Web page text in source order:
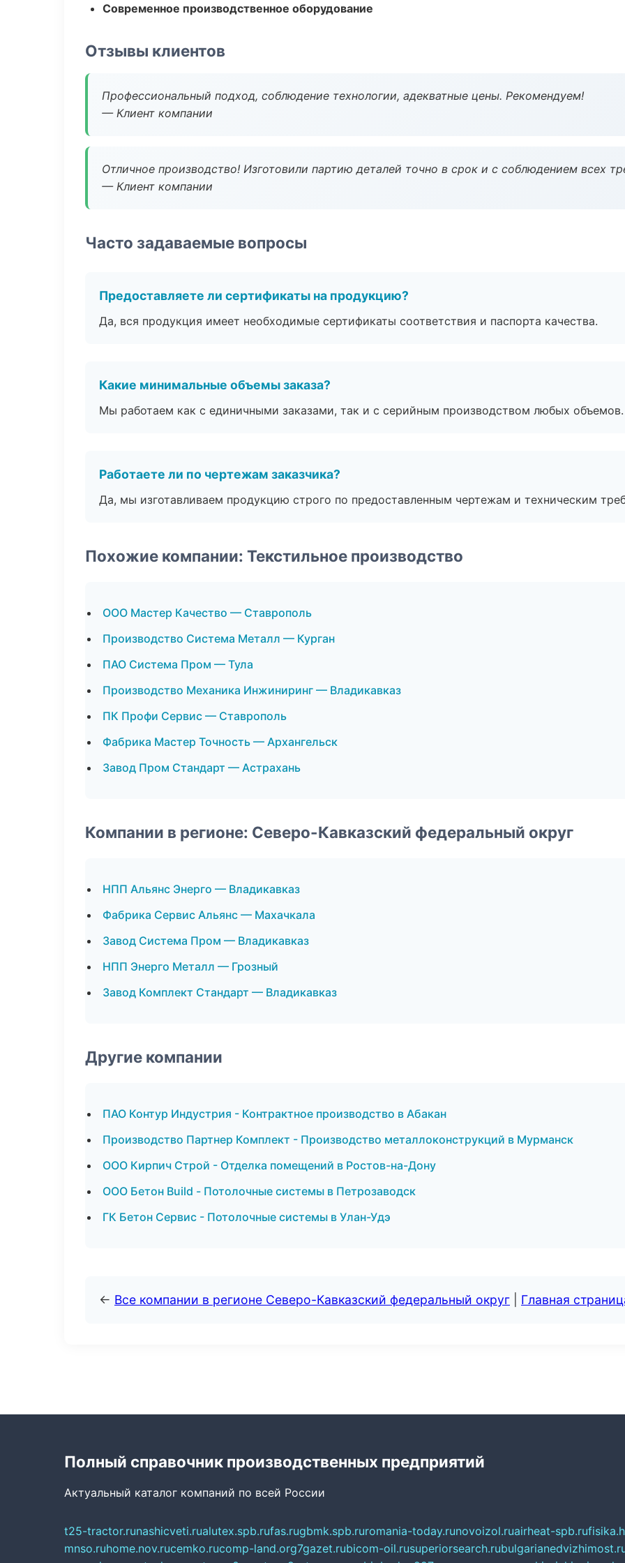
Современное производственное оборудование
Отзывы клиентов
Профессиональный подход, соблюдение технологии, адекватные цены. Рекомендуем!
— Клиент компании
Отличное производство! Изготовили партию деталей точно в срок и с соблюдением всех
— Клиент компании
Часто задаваемые вопросы
Предоставляете ли сертификаты на продукцию?
Да, вся продукция имеет необходимые сертификаты соответствия и паспорта качества.
Какие минимальные объемы заказа?
Мы работаем как с единичными заказами, так и с серийным производством любых объемов.
Работаете ли по чертежам заказчика?
Да, мы изготавливаем продукцию строго по предоставленным чертежам и техническим
Похожие компании: Текстильное производство
ООО Мастер Качество — Ставрополь
Производство Система Металл — Курган
ПАО Система Пром — Тула
Производство Механика Инжиниринг — Владикавказ
ПК Профи Сервис — Ставрополь
Фабрика Мастер Точность — Архангельск
Завод Пром Стандарт — Астрахань
Компании в регионе: Северо-Кавказский федеральный округ
НПП Альянс Энерго — Владикавказ
Фабрика Сервис Альянс — Махачкала
Завод Система Пром — Владикавказ
НПП Энерго Металл — Грозный
Завод Комплект Стандарт — Владикавказ
Другие компании
ПАО Контур Индустрия - Контрактное производство в Абакан
Производство Партнер Комплект - Производство металлоконструкций в Мурманск
ООО Кирпич Строй - Отделка помещений в Ростов-на-Дону
ООО Бетон Build - Потолочные системы в Петрозаводск
ГК Бетон Сервис - Потолочные системы в Улан-Удэ
← Все компании в регионе Северо-Кавказский федеральный округ Главная
Полный справочник производственных предприятий
Актуальный каталог компаний по всей России
t25-tractor.runashicveti.rualutex.spb.rufas.rugbmk.spb.ruromania-today.runovoizol.ruairheat-spb.ru
mnso.ruhome.nov.rucemko.rucomp-land.org7gazet.rubicom-oil.rusuperiorsearch.ru